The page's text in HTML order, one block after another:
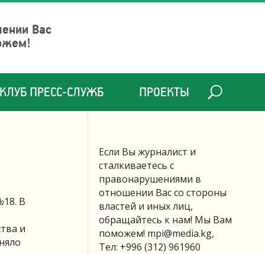
Вас
КЛУБ ПРЕСС-СЛУЖБ ПРОЕКТЫ
В
и
Если Вы журналист и
сталкиваетесь с
правонарушениями в
отношении Вас со стороны
властей и иных лиц,
обращайтесь к нам! Мы Вам
поможем! mpi@media.kg,
Тел: +996 (312) 961960